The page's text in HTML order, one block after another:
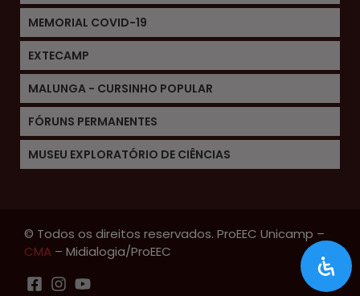
MEMORIAL COVID-19
EXTECAMP
MALUNGA - CURSINHO POPULAR
FÓRUNS PERMANENTES
MUSEU EXPLORATÓRIO DE CIÊNCIAS
© Todos os direitos reservados. ProEEC Unicamp –
CMA – Midialogia/ProEEC